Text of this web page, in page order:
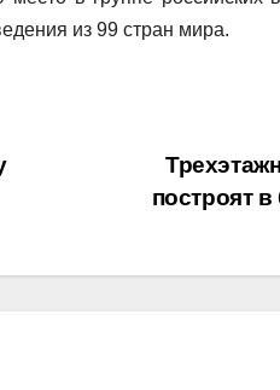
из 99 стран мира.
построят